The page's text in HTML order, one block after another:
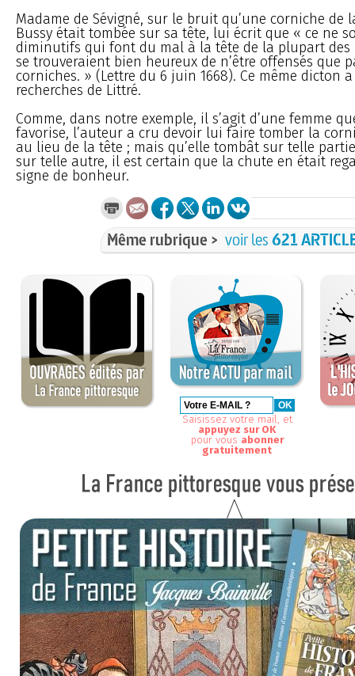
Madame de Sévigné, sur le bruit qu’une corniche de
Bussy était tombée sur sa tête, lui écrit que « ce ne
diminutifs qui font du mal à la tête de la plupart des
se trouveraient bien heureux de n’être offensés que
corniches. » (Lettre du 6 juin 1668). Ce même dicton
recherches de Littré.
Comme, dans notre exemple, il s’agit d’une femme
favorise, l’auteur a cru devoir lui faire tomber la
au lieu de la tête ; mais qu’elle tombât sur telle
sur telle autre, il est certain que la chute en était
signe de bonheur.
Même rubrique > voir les621
Saisissez votre mail, et
appuyez sur OK
pour vous abonner
gratuitement